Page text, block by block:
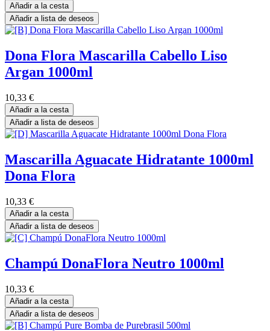
Añadir a la cesta
Añadir a lista de deseos
Dona Flora Mascarilla Cabello Liso
Argan 1000ml
10,33 €
Añadir a la cesta
Añadir a lista de deseos
Mascarilla Aguacate Hidratante 1000ml
Dona Flora
10,33 €
Añadir a la cesta
Añadir a lista de deseos
Champú DonaFlora Neutro 1000ml
10,33 €
Añadir a la cesta
Añadir a lista de deseos